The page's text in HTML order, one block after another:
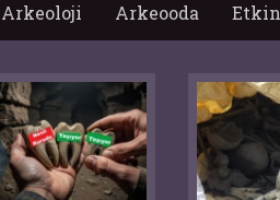
Arkeoloji Arkeooda